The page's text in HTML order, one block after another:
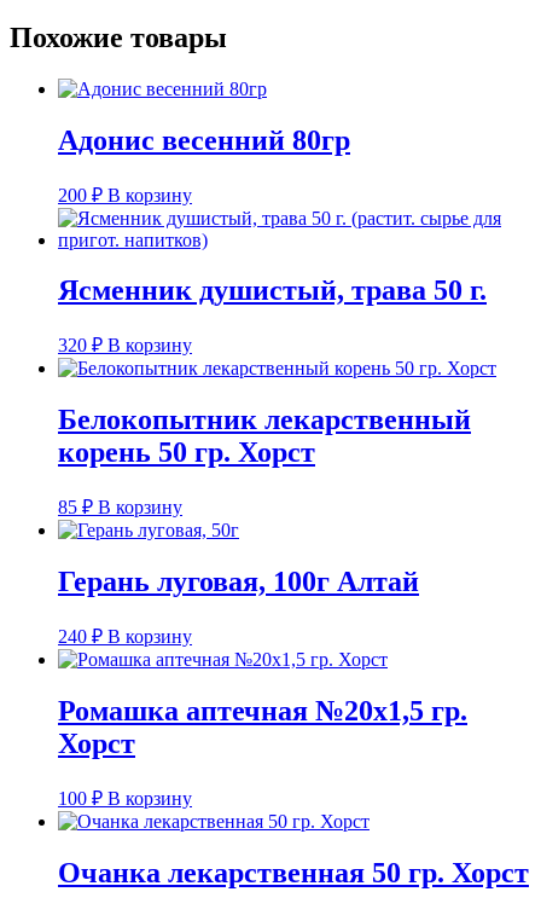
Похожие товары
Адонис весенний 80гр
200 ₽ В корзину
Ясменник душистый, трава 50 г.
320 ₽ В корзину
Белокопытник лекарственный
корень 50 гр. Хорст
85 ₽ В корзину
Герань луговая, 100г Алтай
240 ₽ В корзину
Ромашка аптечная №20х1,5 гр.
Хорст
100 ₽ В корзину
Очанка лекарственная 50 гр. Хорст